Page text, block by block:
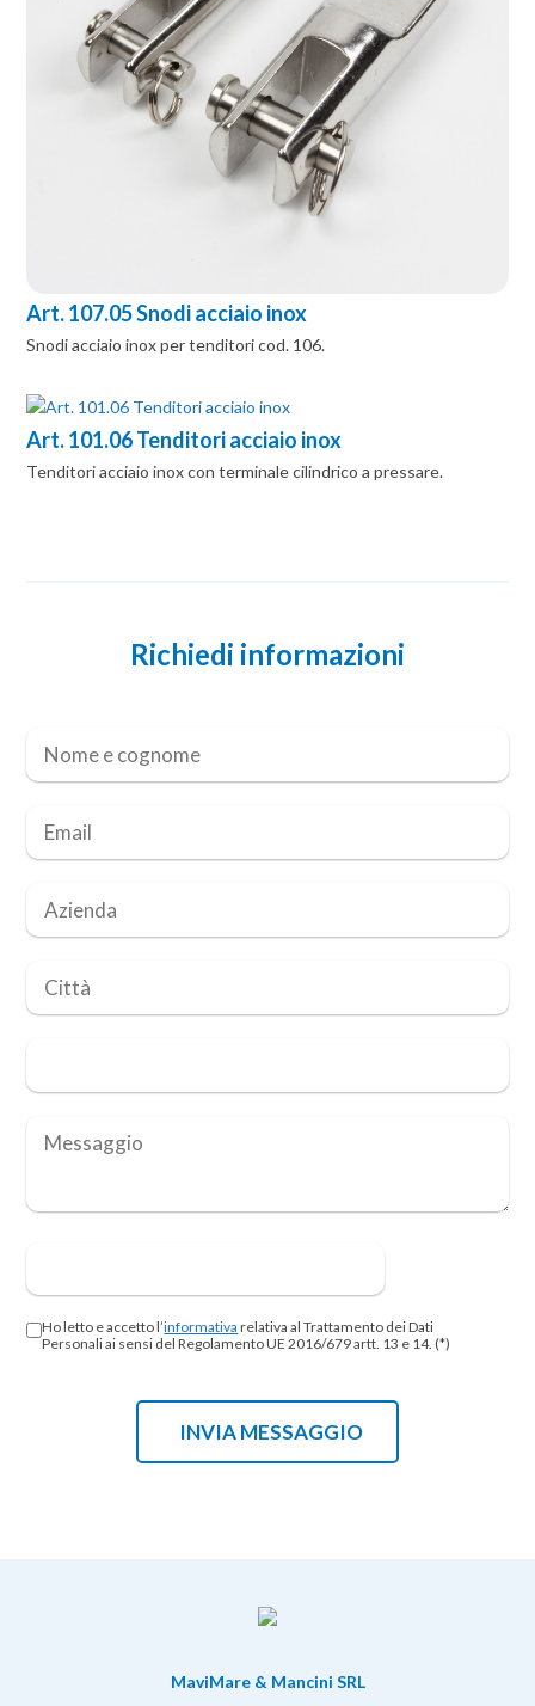
Art. 107.05 Snodi acciaio inox
Snodi acciaio inox per tenditori cod. 106.
Art. 101.06 Tenditori acciaio inox
Tenditori acciaio inox con terminale cilindrico a pressare.
Richiedi informazioni
Ho letto e accetto l’informativa relativa al Trattamento dei Dati
Personali ai sensi del Regolamento UE 2016/679 artt. 13 e 14. (*)
MaviMare & Mancini SRL